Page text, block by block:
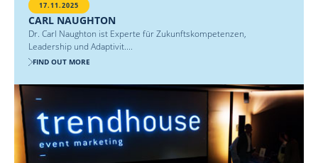
17.11.2025
CARL NAUGHTON
Dr. Carl Naughton ist Experte für Zukunftskompetenzen,
Leadership und Adaptivit....
FIND OUT MORE